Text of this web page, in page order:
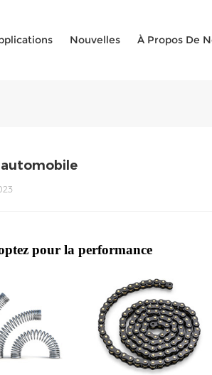
Nouvelles À Propos De
pour la performance